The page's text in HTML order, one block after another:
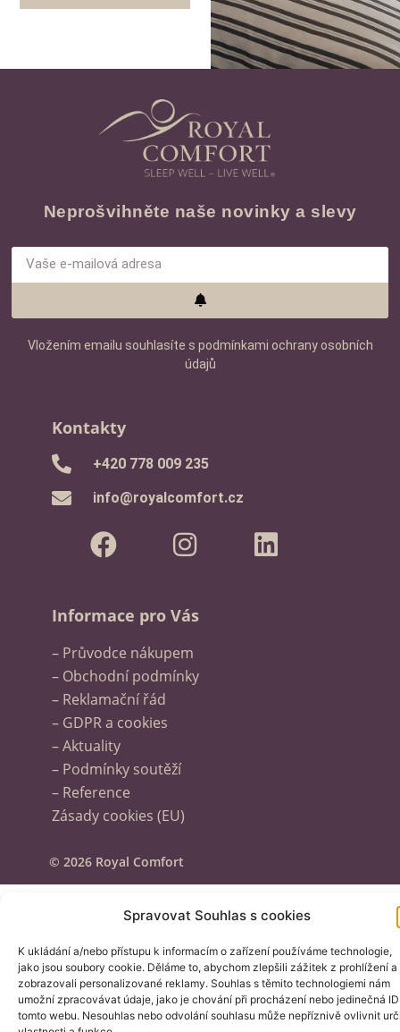
Spravovat Souhlas s cookies
K ukládání a/nebo přístupu k informacím o zařízení používáme technologie,
jako jsou soubory cookie. Děláme to, abychom zlepšili zážitek z prohlížení a
zobrazovali personalizované reklamy. Souhlas s těmito technologiemi nám
umožní zpracovávat údaje, jako je chování při procházení nebo jedinečná
tomto webu. Nesouhlas nebo odvolání souhlasu může nepříznivě ovlivnit
Neprošvihněte naše novinky a slevy
Vložením emailu souhlasíte s podmínkami ochrany osobních
údajů
Kontakty
‭+420 778 009 235‬
info@royalcomfort.cz
Informace pro Vás
– Průvodce nákupem
– Obchodní podmínky
– Reklamační řád
– GDPR a cookies
– Aktuality
– Podmínky soutěží
– Reference
Zásady cookies (EU)
© 2026 Royal Comfort